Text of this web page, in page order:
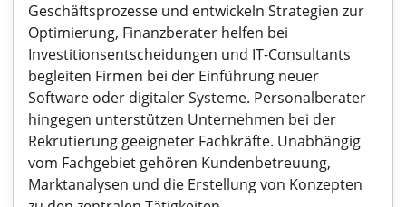
Geschäftsprozesse und entwickeln Strategien zur
Optimierung, Finanzberater helfen bei
Investitionsentscheidungen und IT-Consultants
begleiten Firmen bei der Einführung neuer
Software oder digitaler Systeme. Personalberater
hingegen unterstützen Unternehmen bei der
Rekrutierung geeigneter Fachkräfte. Unabhängig
vom Fachgebiet gehören Kundenbetreuung,
Marktanalysen und die Erstellung von Konzepten